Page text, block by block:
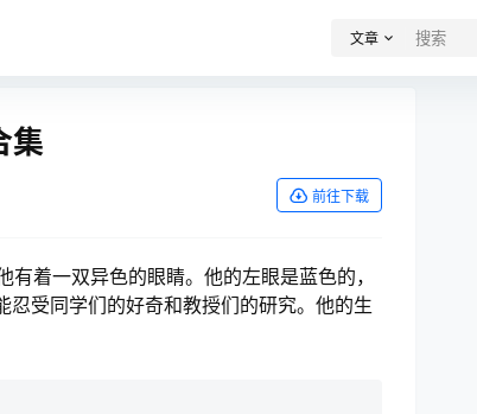
文章
集
前往下载
着一双异色的眼睛。他的左眼是蓝色的，
受同学们的好奇和教授们的研究。他的生